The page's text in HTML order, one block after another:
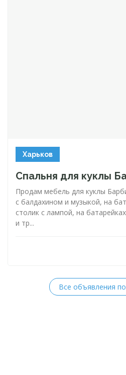
Харьков
Спальня для куклы
Продам мебель для куклы
с балдахином и музыкой, на
столик с лампой, на
и тр...
Все объявления